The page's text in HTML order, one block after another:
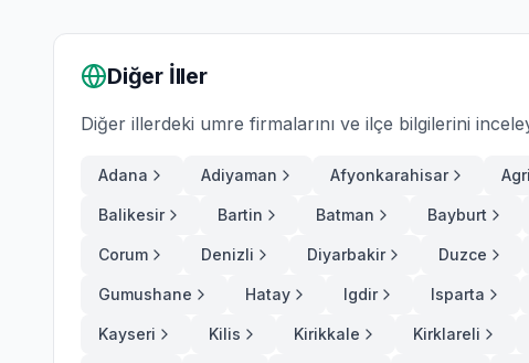
Diğer İller
Diğer illerdeki umre firmalarını ve ilçe bilgilerini
Adana Adiyaman Afyonkarahisar Agri
Balikesir Bartin Batman Bayburt
Corum Denizli Diyarbakir Duzce
Gumushane Hatay Igdir Isparta
Kayseri Kilis Kirikkale Kirklareli